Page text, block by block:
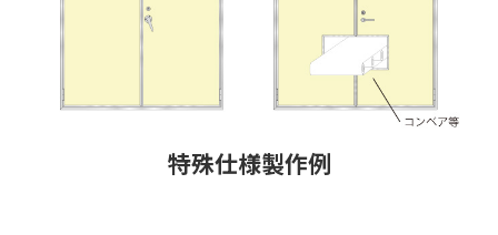
特殊仕様製作例